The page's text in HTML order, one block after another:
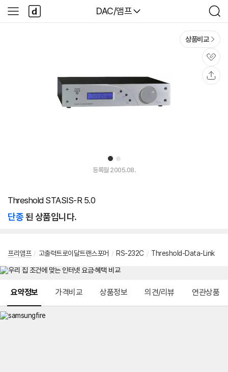
다나와
DAC/앰프
검
색
사
이
다
나
와
1 2
상품비교
관
심
등록월 2005.08.
Threshold STASIS-R 5.0
단종된 상품입니다.
프리앰프 / 고출력트로이달트랜스포머 / RS-232C / Threshold-Data-Link
요약정보 가격비교 상품정보 의견/리뷰 연관상품